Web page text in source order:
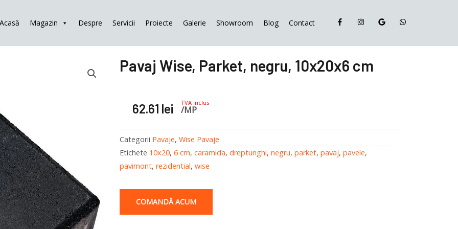
Acasă Magazin Despre Servicii Proiecte Galerie Showroom Blog Contact
Pavaj Wise, Parket, negru, 10x20x6 cm
62.61 lei TVA inclus
/MP
Categorii Pavaje, Wise Pavaje
Etichete 10x20, 6 cm, caramida, dreptunghi, negru, parket, pavaj, pavele,
pavimont, rezidential, wise
COMANDĂ ACUM
10x20x6
cm